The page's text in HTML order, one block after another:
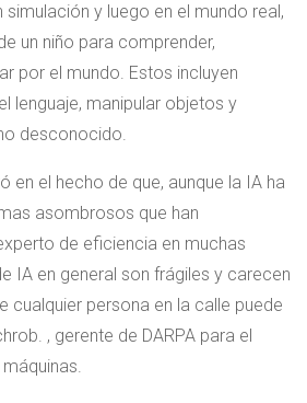
y luego en el mundo real,
un niño para comprender,
por el mundo. Estos incluyen
lenguaje, manipular objetos y
desconocido.
en el hecho de que, aunque la IA ha
asombrosos que han
de eficiencia en muchas
IA en general son frágiles y carecen
cualquier persona en la calle puede
, gerente de DARPA para el